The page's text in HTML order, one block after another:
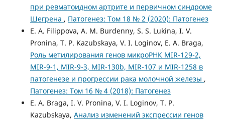
при ревматоидном артрите и первичном синдроме
Шегрена , Патогенез: Том 18 № 2 (2020): Патогенез
E. A. Filippova, A. M. Burdenny, S. S. Lukina, I. V.
Pronina, T. P. Kazubskaya, V. I. Loginov, E. A. Braga,
Роль метилирования генов микроРНК MIR-129-2,
MIR-9-1, MIR-9-3, MIR-130b, MIR-107 и MIR-1258 в
патогенезе и прогрессии рака молочной железы ,
Патогенез: Том 16 № 4 (2018): Патогенез
E. A. Braga, I. V. Pronina, V. I. Loginov, T. P.
Kazubskaya, Анализ изменений экспрессии генов